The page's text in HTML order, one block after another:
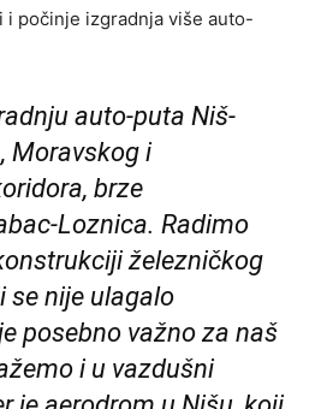
i počinje izgradnja više auto-
auto-puta Niš-
Moravskog i
brze
Loznica. Radimo
železničkog
se nije ulagalo
posebno važno za naš
i u vazdušni